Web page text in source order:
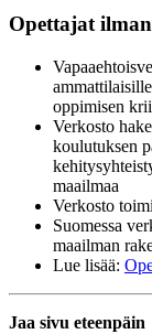
Opettajat
oppimisen
Verkosto
koulutuksen
maailmaa
Verkosto
Suomessa
maailman
Lue lisää:
Jaa sivu eteenpäin